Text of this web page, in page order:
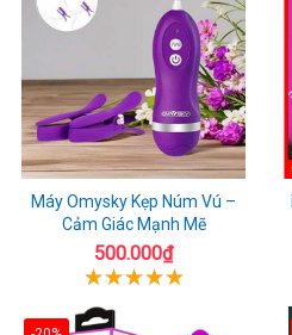
Máy Omysky Kẹp Núm Vú –
Cảm Giác Mạnh Mẽ
500.000₫